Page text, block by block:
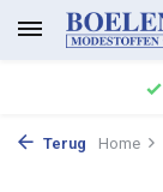
Terug Home